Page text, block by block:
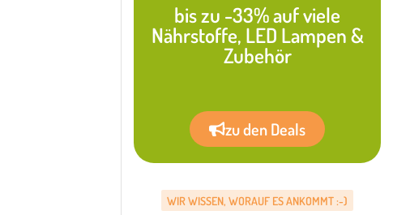
bis zu -33% auf viele
Nährstoffe, LED Lampen &
Zubehör
zu den Deals
WIR WISSEN, WORAUF ES ANKOMMT :-)